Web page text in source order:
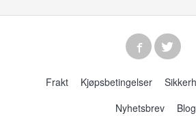
Frakt Kjøpsbetingelser
Nyhetsbrev